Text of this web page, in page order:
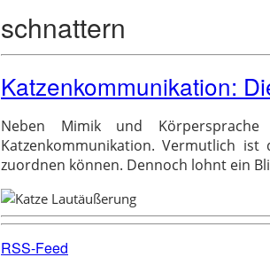
schnattern
Katzenkommunikation:
Neben Mimik und
Katzenkommunikation. Vermutlich
zuordnen können. Dennoch lohnt ein
RSS-Feed